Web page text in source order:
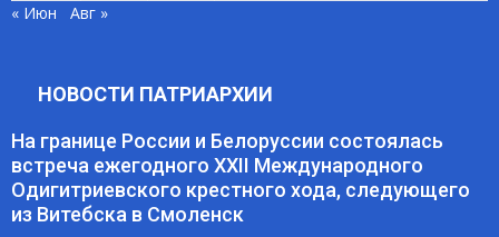
« Июн
Авг »
НОВОСТИ ПАТРИАРХИИ
На границе России и Белоруссии состоялась
встреча ежегодного XXII Международного
Одигитриевского крестного хода, следующего
из Витебска в Смоленск